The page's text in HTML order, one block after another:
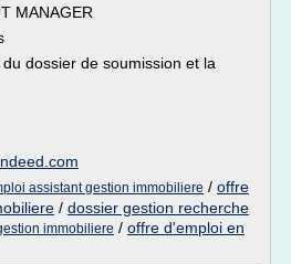
MANAGER
dossier de soumission et la
assistant gestion immobiliere / offre
/ dossier gestion recherche
immobiliere / offre d'emploi en